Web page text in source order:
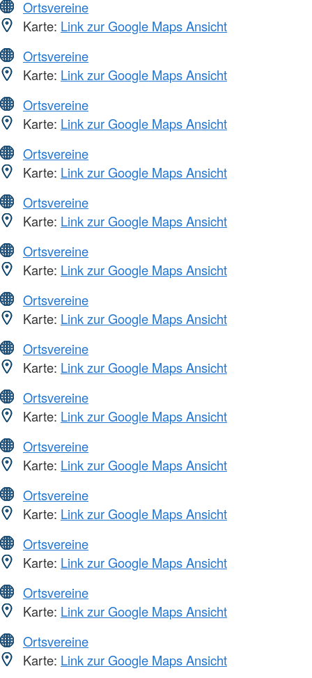
Ortsvereine
Karte: Link zur Google Maps Ansicht
Ortsvereine
Karte: Link zur Google Maps Ansicht
Ortsvereine
Karte: Link zur Google Maps Ansicht
Ortsvereine
Karte: Link zur Google Maps Ansicht
Ortsvereine
Karte: Link zur Google Maps Ansicht
Ortsvereine
Karte: Link zur Google Maps Ansicht
Ortsvereine
Karte: Link zur Google Maps Ansicht
Ortsvereine
Karte: Link zur Google Maps Ansicht
Ortsvereine
Karte: Link zur Google Maps Ansicht
Ortsvereine
Karte: Link zur Google Maps Ansicht
Ortsvereine
Karte: Link zur Google Maps Ansicht
Ortsvereine
Karte: Link zur Google Maps Ansicht
Ortsvereine
Karte: Link zur Google Maps Ansicht
Ortsvereine
Karte: Link zur Google Maps Ansicht